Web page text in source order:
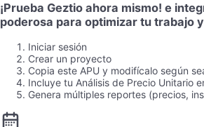
¡Prueba Geztio ahora mismo! e
poderosa para optimizar tu trabajo
Iniciar sesión
Crear un proyecto
Copia este APU y modifícalo según
Incluye tu Análisis de Precio Unitario
Genera múltiples reportes (precios,